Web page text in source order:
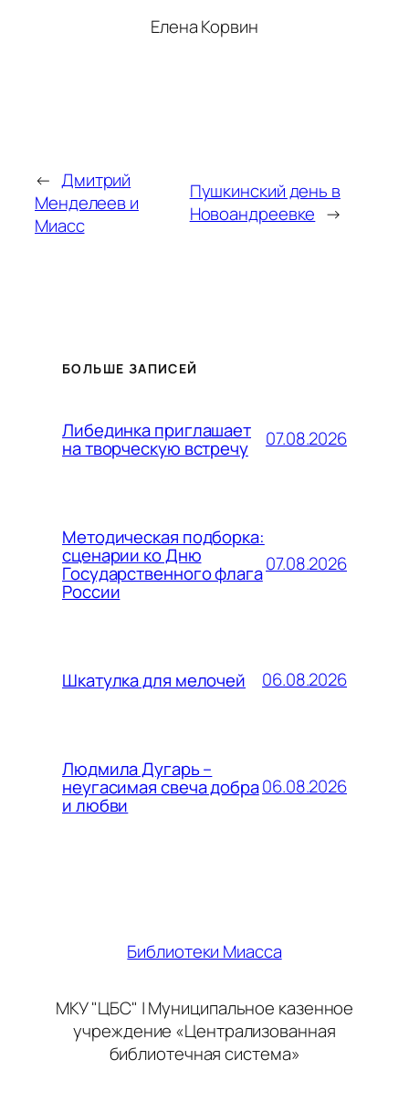
Елена Корвин
← Дмитрий
Менделеев и
Миасс
Пушкинский день в
Новоандреевке →
БОЛЬШЕ ЗАПИСЕЙ
Либединка приглашает
на творческую встречу 07.08.2026
Методическая подборка:
сценарии ко Дню
Государственного флага
России
07.08.2026
Шкатулка для мелочей 06.08.2026
Людмила Дугарь –
неугасимая свеча добра
и любви
06.08.2026
Библиотеки Миасса
МКУ "ЦБС" | Муниципальное казенное
учреждение «Централизованная
библиотечная система»